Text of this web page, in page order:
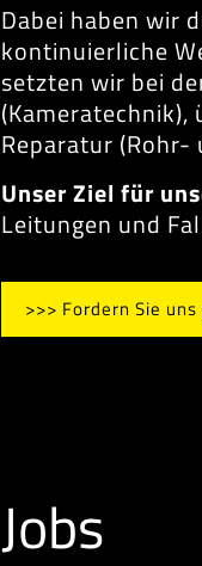
Dabei haben wir
kontinuierliche
setzten wir bei
(Kameratechnik),
Reparatur
Unser Ziel für
Leitungen und
>>> Fordern Sie
Jobs